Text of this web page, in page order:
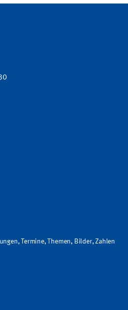
Termine, Themen, Bilder, Zahlen